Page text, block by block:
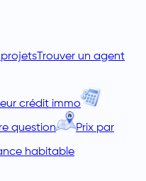
Trouver un agent
crédit immo
question Prix par
habitable